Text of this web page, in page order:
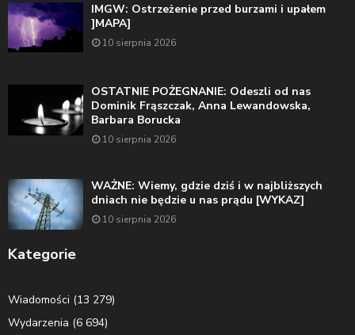
IMGW: Ostrzeżenie przed burzami i upałem
]MAPA]
10 sierpnia 2026
OSTATNIE POŻEGNANIE: Odeszli od nas
Dominik Frąszczak, Anna Lewandowska,
Barbara Borucka
10 sierpnia 2026
WAŻNE: Wiemy, gdzie dziś i w najbliższych
dniach nie będzie u nas prądu [WYKAZ]
10 sierpnia 2026
Kategorie
Wiadomości (13 279)
Wydarzenia (6 694)